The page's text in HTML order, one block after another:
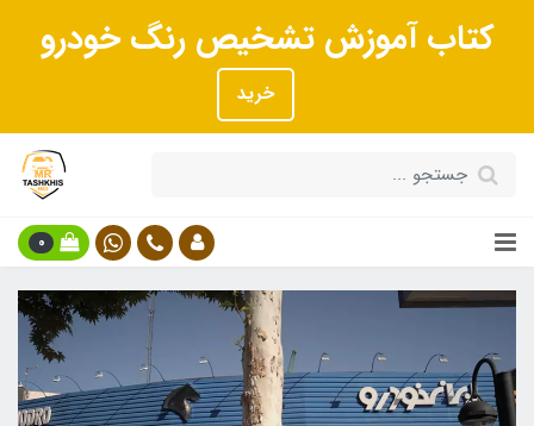
کتاب آموزش تشخیص رنگ خودرو
خرید
0